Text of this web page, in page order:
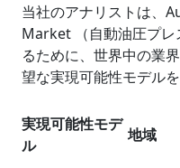
当社のアナリストは、
Market （自動油圧プレ
るために、世界中の業
望な実現可能性モデル
実現可能性モデ
ル
地域